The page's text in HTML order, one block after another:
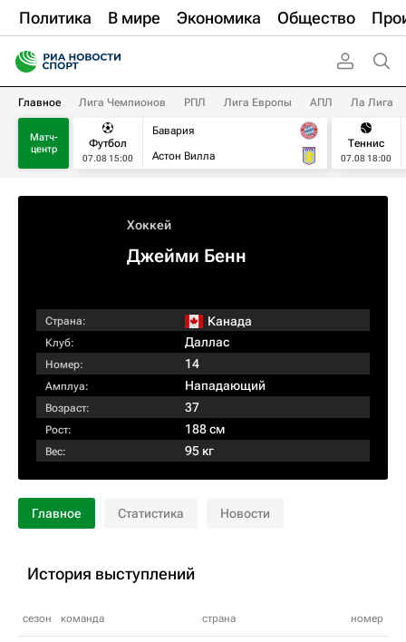
Политика В мире Экономика Общество
Главное Лига Чемпионов РПЛ Лига Европы АПЛ Ла Лига
Матч-
центр
Футбол
07.08 15:00
Бавария
Астон Вилла
Теннис
07.08 18:00
Хоккей
Джейми Бенн
Страна: Канада
Клуб: Даллас
Номер: 14
Амплуа: Нападающий
Возраст: 37
Рост: 188 см
Вес: 95 кг
Главное Статистика Новости
История выступлений
сезон команда страна номер